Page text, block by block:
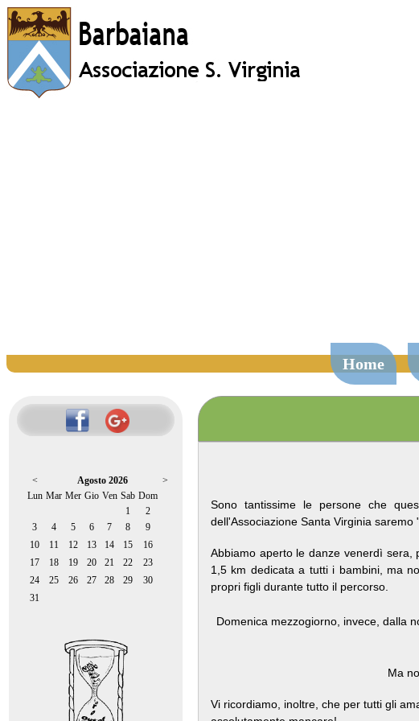
Home
< Agosto 2026
>
Lun Mar Mer Gio Ven Sab Dom
1
2
3
4 5 6 7 8
9
10
11 12 13 14 15
16
17
18 19 20 21 22
23
24
25 26 27 28 29
30
31
Sono tantissime le persone che
dell'Associazione Santa Virginia saremo
Abbiamo aperto le danze venerdì
1,5 km dedicata a tutti i bambini, ma
propri figli durante tutto il percorso.
Domenica mezzogiorno, invece, dalla
Ma
Vi ricordiamo, inoltre, che per tutti gli